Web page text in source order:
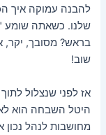
להבנה עמוקה איך
שלנו. כשאתה שומע
בראש? מסובך, יקר,
שוב!
אז לפני שנצלול
היטל השבחה הוא
מחושבות לנהל נכון